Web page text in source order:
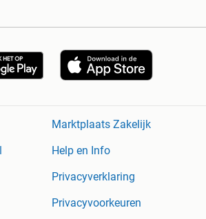
Marktplaats Zakelijk
Help en Info
Privacyverklaring
Privacyvoorkeuren